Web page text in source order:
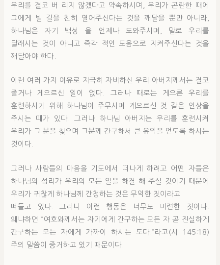
우리를 결코 버 리지 않겠다고 약속하시며, 우리가 곤란한 때에
그에게 빌 길을 친히 열어주신다는 것을 깨달을 뿐만 아니라,
하나님은 자기 백성 을 언제나 도와주시며, 말로 우리를
달래시는 것이 아니고 즉각 적인 도움으로 지켜주신다는 것을
깨달아야 한다.
이런 여러 가지 이유로 지극히 자비하신 우리 아버지께서는 결코
졸거나 게으르신 일이 없다. 그러나 때로는 게으른 우리를
훈련하시기 위해 하나님이 주무시며 게으르신 것 같은 인상을
주시는 때가 있다. 그러나 하나님 아버지는 우리를 훈련시켜
우리가 그 분을 찾으며 그분께 간구해서 큰 유익을 얻도록 하시는
것이다.
그러나 사람들의 마음을 기도에서 떠나게 하려고 어떤 자들은
하나님의 섭리가 우리의 모든 일을 해결 해 주실 것이기 때문에
우리가 귀찮게 하나님께 간청하는 것은 무익한 짓이라고
떠들고 있다. 그러니 이런 행동은 너무도 미련한 짓이다.
왜냐하면 “여호와께서는 자기에게 간구하는 모든 자 곧 진실하게
간구하는 모든 자에게 가까이 하시는 도다.”라고(시 145:18)
주의 말씀이 증거하고 있기 때문이다.